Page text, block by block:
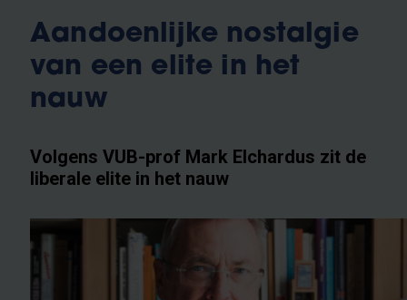
Aandoenlijke nostalgie
van een elite in het
nauw
Volgens VUB-prof Mark Elchardus zit de
liberale elite in het nauw